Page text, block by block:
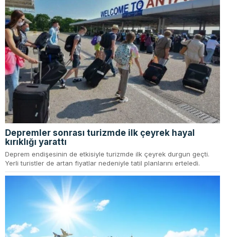
Depremler sonrası turizmde ilk çeyrek hayal
kırıklığı yarattı
Deprem endişesinin de etkisiyle turizmde ilk çeyrek durgun geçti.
Yerli turistler de artan fiyatlar nedeniyle tatil planlarını erteledi.